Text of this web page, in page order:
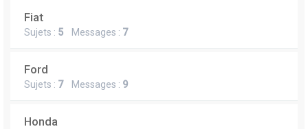
Fiat
Sujets : 5 Messages : 7
Ford
Sujets : 7Messages : 9
Honda